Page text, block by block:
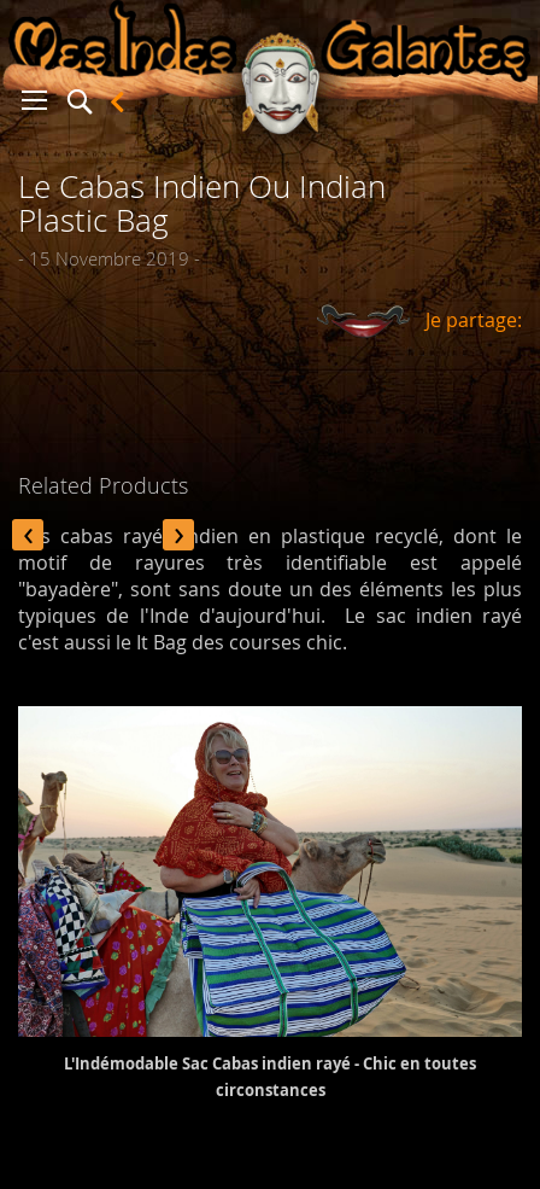
Le Cabas Indien Ou Indian
Plastic Bag
- 15 Novembre 2019 -
Je partage:
Related Products
‹ ›
Ces cabas rayés indien en plastique recyclé, dont le
motif de rayures très identifiable est appelé
"bayadère", sont sans doute un des éléments les plus
typiques de l'Inde d'aujourd'hui. Le sac indien rayé
c'est aussi le It Bag des courses chic.
L'Indémodable Sac Cabas indien rayé - Chic en toutes
circonstances